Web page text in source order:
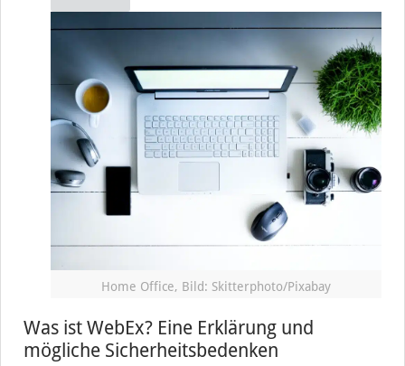
Home Office, Bild: Skitterphoto/Pixabay
Was ist WebEx? Eine Erklärung und
mögliche Sicherheitsbedenken